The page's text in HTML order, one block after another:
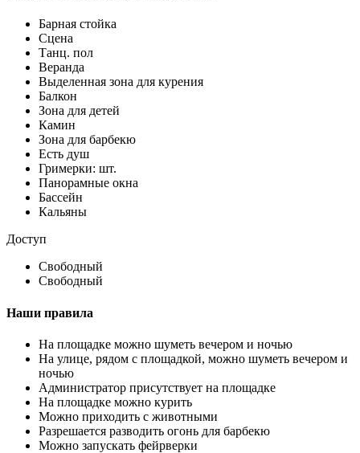
Барная стойка
Сцена
Танц. пол
Веранда
Выделенная зона для курения
Балкон
Зона для детей
Камин
Зона для барбекю
Есть душ
Гримерки: шт.
Панорамные окна
Бассейн
Кальяны
Доступ
Свободный
Свободный
Наши правила
На площадке можно шуметь вечером и ночью
На улице, рядом с площадкой, можно шуметь вечером и
ночью
Администратор присутствует на площадке
На площадке можно курить
Можно приходить с животными
Разрешается разводить огонь для барбекю
Можно запускать фейрверки